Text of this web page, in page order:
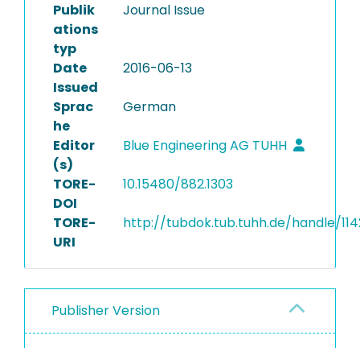
Publik
ations
typ
Journal Issue
Date
Issued
2016-06-13
Sprac
he
German
Editor
(s)
Blue Engineering AG TUHH
TORE-
DOI
10.15480/882.1303
TORE-
URI
http://tubdok.tub.tuhh.de/handle/
Publisher Version